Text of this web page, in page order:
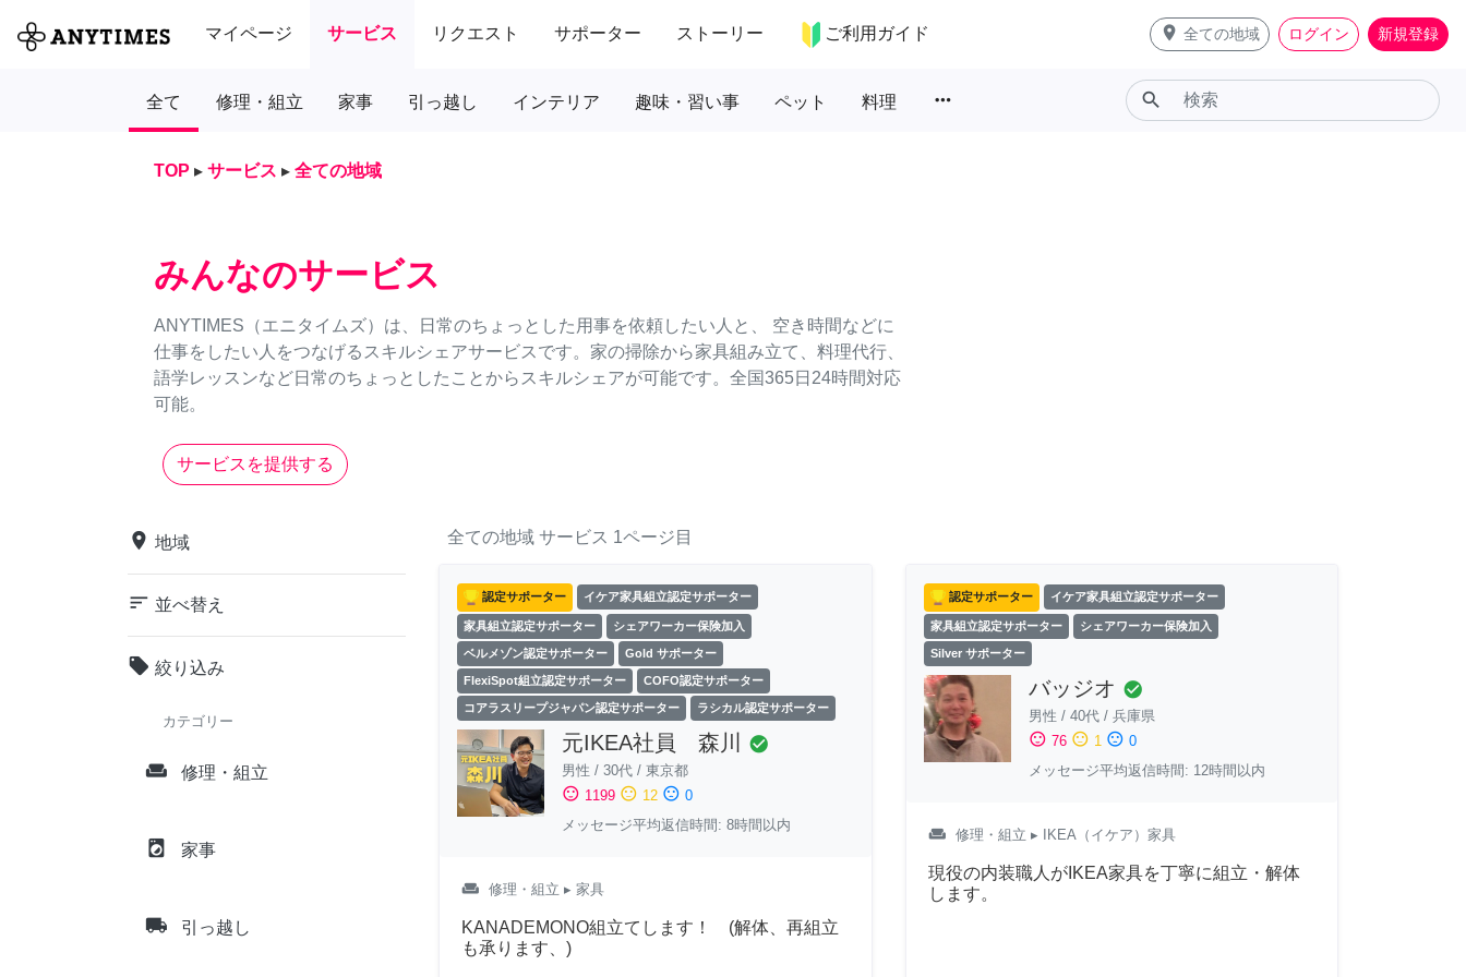
マイページ サービス リクエスト サポーター ストーリー ご利用ガイド place 全ての地域 ログイン 新規登録
全て 修理・組立 家事 引っ越し インテリア 趣味・習い事 ペット 料理 more_horiz search
TOP ▸ サービス ▸ 全ての地域
みんなのサービス
ANYTIMES（エニタイムズ）は、日常のちょっとした用事を依頼したい人と、 空き時間などに
仕事をしたい人をつなげるスキルシェアサービスです。家の掃除から家具組み立て、料理代行、
語学レッスンなど日常のちょっとしたことからスキルシェアが可能です。全国365日24時間対応
可能。
サービスを提供する
place 地域
sort 並べ替え
local_offer 絞り込み
カテゴリー
weekend 修理・組立
local_laundry_service 家事
local_shipping 引っ越し
全ての地域 サービス 1ページ目
認定サポーター イケア家具組立認定サポーター
家具組立認定サポーター シェアワーカー保険加入
ベルメゾン認定サポーター Gold サポーター
FlexiSpot組立認定サポーター COFO認定サポーター
コアラスリープジャパン認定サポーター ラシカル認定サポーター
元IKEA社員 森川 check_circle
男性 / 30代 / 東京都
sentiment_satisfied 1199 sentiment_neutral 12 sentiment_dissatisfied 0
メッセージ平均返信時間: 8時間以内
weekend 修理・組立 ▸ 家具
KANADEMONO組立てします！ (解体、再組立
も承ります、)
認定サポーター イケア家具組立認定サポーター
家具組立認定サポーター シェアワーカー保険加入
Silver サポーター
バッジオ check_circle
男性 / 40代/ 兵庫県
sentiment_satisfied 76 sentiment_neutral 1 sentiment_dissatisfied 0
メッセージ平均返信時間: 12時間以内
weekend 修理・組立 ▸ IKEA（イケア）家具
現役の内装職人がIKEA家具を丁寧に組立・解体
します。